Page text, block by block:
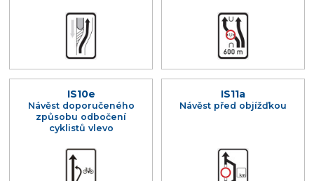
IS10e
Návěst doporučeného
způsobu odbočení
cyklistů vlevo
IS11a
Návěst před objížďkou